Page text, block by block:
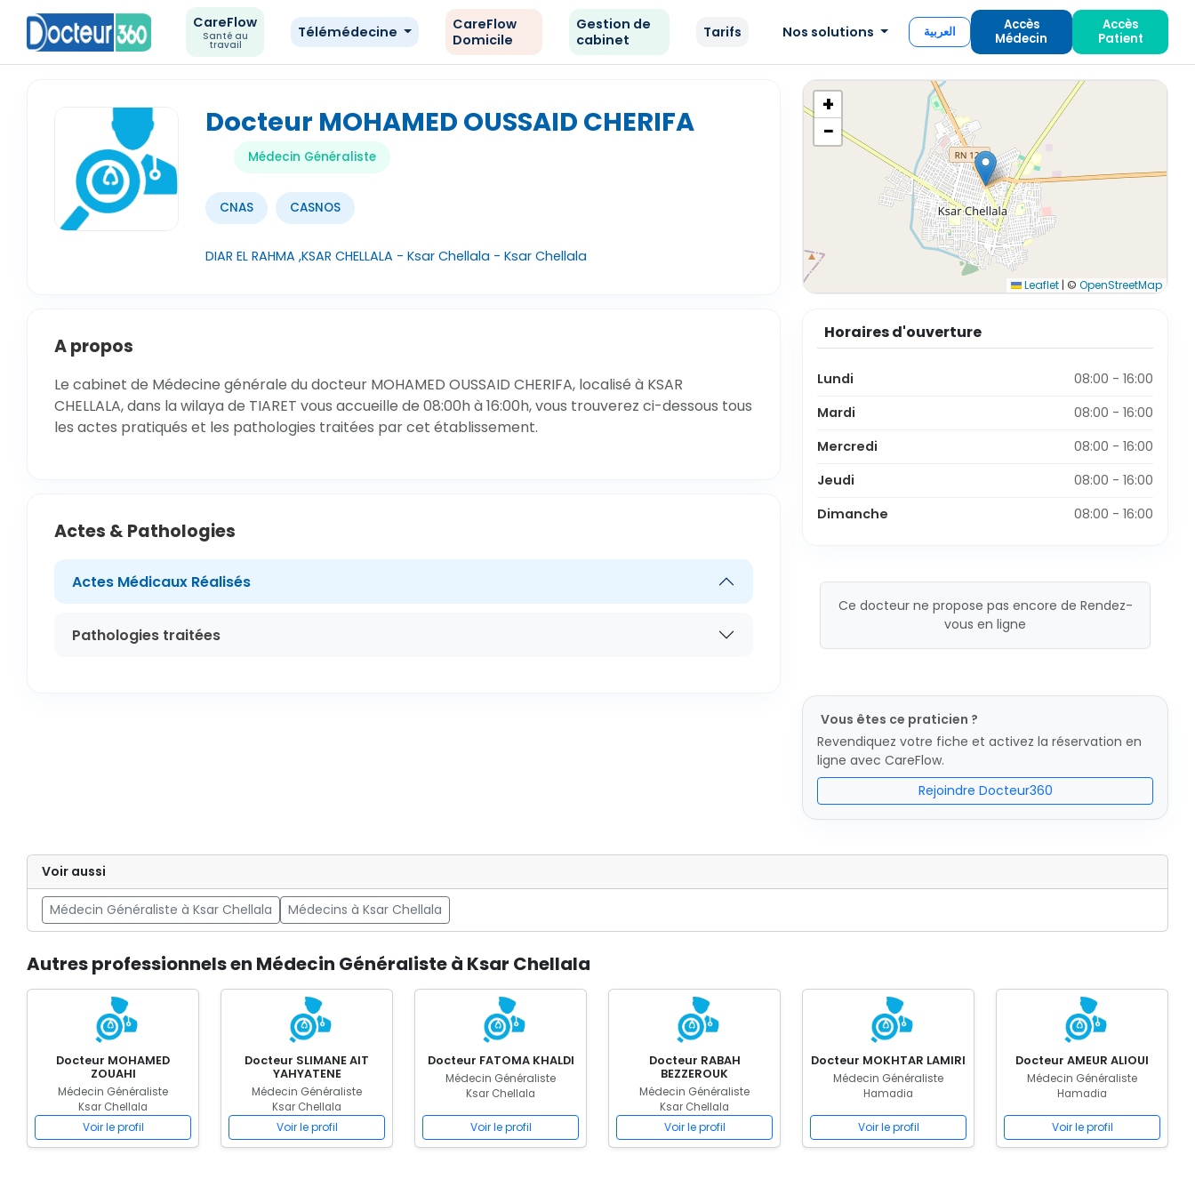
CareFlow
Santé au
travail
Télémédecine
CareFlow
Domicile
Gestion de
cabinet
Tarifs Nos solutions العربية
Accès
Médecin
Accès
Patient
Docteur MOHAMED OUSSAID CHERIFA
Médecin Généraliste
CNAS CASNOS
DIAR EL RAHMA ,KSAR CHELLALA - Ksar Chellala - Ksar Chellala
+
−
Leaflet | © OpenStreetMap
A propos
Le cabinet de Médecine générale du docteur MOHAMED OUSSAID CHERIFA, localisé à KSAR
CHELLALA, dans la wilaya de TIARET vous accueille de 08:00h à 16:00h, vous trouverez ci-dessous tous
les actes pratiqués et les pathologies traitées par cet établissement.
Actes & Pathologies
Actes Médicaux Réalisés
Pathologies traitées
Horaires d'ouverture
Lundi
08:00 - 16:00
Mardi
08:00 - 16:00
Mercredi
08:00 - 16:00
Jeudi
08:00 - 16:00
Dimanche
08:00 - 16:00
Ce docteur ne propose pas encore de Rendez-
vous en ligne
Vous êtes ce praticien ?
Revendiquez votre fiche et activez la réservation en
ligne avec CareFlow.
Rejoindre Docteur360
Voir aussi
Médecin Généraliste à Ksar Chellala Médecins à Ksar Chellala
Autres professionnels en Médecin Généraliste à Ksar Chellala
Docteur MOHAMED
ZOUAHI
Médecin Généraliste
Ksar Chellala
Voir le profil
Docteur SLIMANE AIT
YAHYATENE
Médecin Généraliste
Ksar Chellala
Voir le profil
Docteur FATOMA KHALDI
Médecin Généraliste
Ksar Chellala
Voir le profil
Docteur RABAH
BEZZEROUK
Médecin Généraliste
Ksar Chellala
Voir le profil
Docteur MOKHTAR LAMIRI
Médecin Généraliste
Hamadia
Voir le profil
Docteur AMEUR ALIOUI
Médecin Généraliste
Hamadia
Voir le profil